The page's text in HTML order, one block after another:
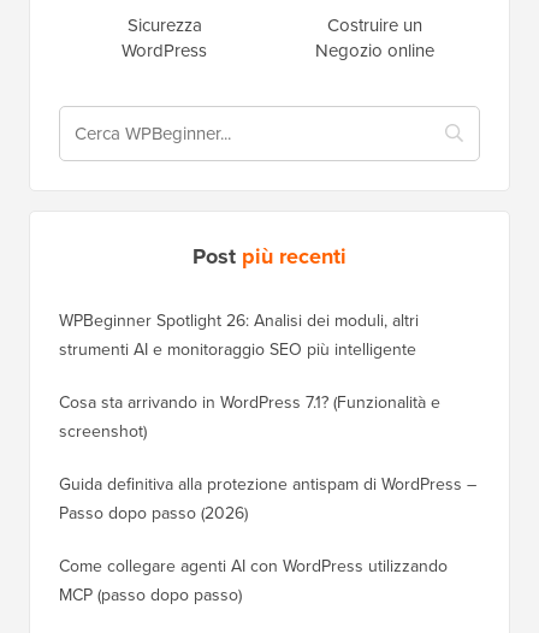
Sicurezza
WordPress
Costruire un
Negozio online
Post più recenti
WPBeginner Spotlight 26: Analisi dei moduli, altri
strumenti AI e monitoraggio SEO più intelligente
Cosa sta arrivando in WordPress 7.1? (Funzionalità e
screenshot)
Guida definitiva alla protezione antispam di WordPress –
Passo dopo passo (2026)
Come collegare agenti AI con WordPress utilizzando
MCP (passo dopo passo)